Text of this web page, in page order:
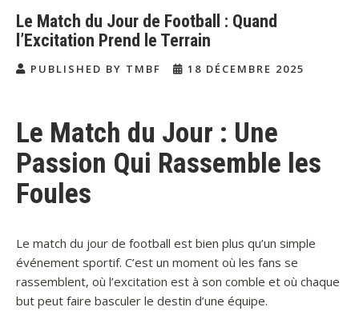
Le Match du Jour de Football : Quand
l’Excitation Prend le Terrain
PUBLISHED BY TMBF 18 DÉCEMBRE 2025
Le Match du Jour : Une
Passion Qui Rassemble les
Foules
Le match du jour de football est bien plus qu’un simple
événement sportif. C’est un moment où les fans se
rassemblent, où l’excitation est à son comble et où chaque
but peut faire basculer le destin d’une équipe.